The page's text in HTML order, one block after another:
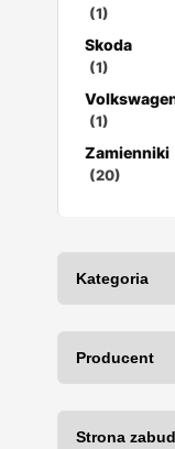
(1)
Skoda
(1)
(1)
Zamienniki
(20)